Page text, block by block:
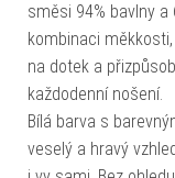
směsi 94% bavlny
kombinaci
na dotek a
každodenní nošení.
Bílá barva s
veselý a hravý